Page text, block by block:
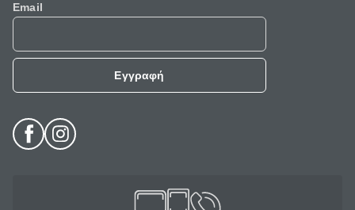
Email
Εγγραφή